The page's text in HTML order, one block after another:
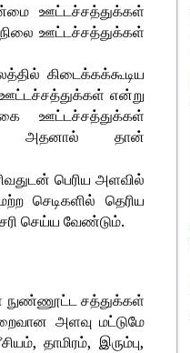
ஊட்டச்சத்துக்கள்
ஊட்டச்சத்துக்கள்
கிடைக்கக்கூடிய
என்று
ஊட்டச்சத்துக்கள்
அதனால் தான்
பெரிய அளவில்
செடிகளில் தெரிய
செய்ய வேண்டும்.
நுண்ணூட்ட சத்துக்கள்
அளவு மட்டுமே
தாமிரம், இரும்பு,